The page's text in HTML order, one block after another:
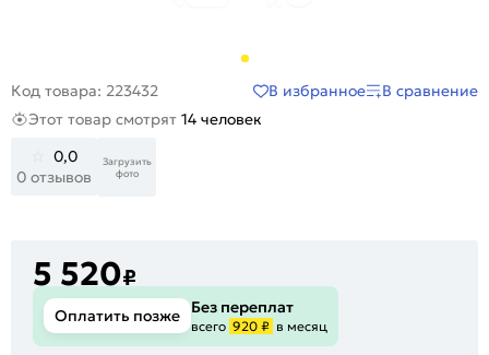
Код товара: 223432 В избранное
В сравнение
Этот товар смотрят 14 человек
0,0
0 отзывов
Загрузить
фото
5 520₽
Оплатить позже Без переплат
всего 920 ₽ в месяц